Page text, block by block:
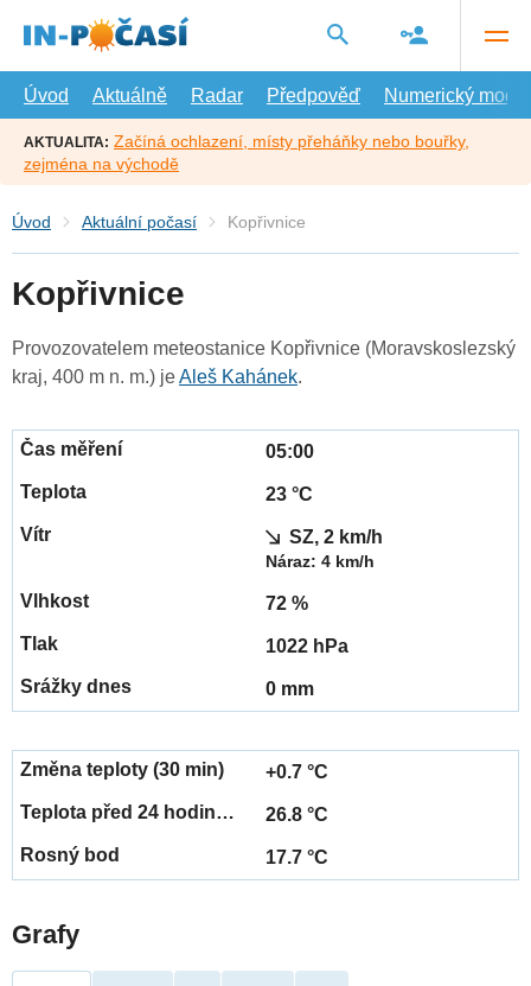
hlavní
Úvod
Aktuálně Radar Předpověď Numerický model
AKTUALITA: Začíná ochlazení, místy přeháňky nebo bouřky,
zejména na východě
Úvod Aktuální počasí Kopřivnice
Kopřivnice
Provozovatelem meteostanice Kopřivnice (Moravskoslezský
kraj, 400 m n. m.) jeAleš Kahánek.
05:00
23 °C
SZ, 2 km/h
Náraz: 4 km/h
72 %
1022 hPa
0 mm
+0.7 °C
26.8 °C
17.7 °C
Grafy